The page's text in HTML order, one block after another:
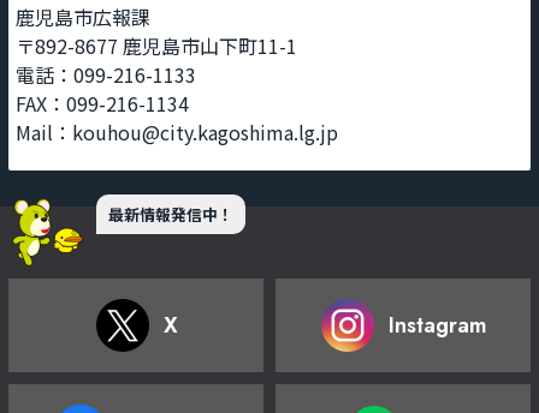
鹿児島市広報課
〒892-8677 鹿児島市山下町11-1
電話：099-216-1133
FAX：099-216-1134
Mail：kouhou@city.kagoshima.lg.jp
最新情報発信中！
X Instagram